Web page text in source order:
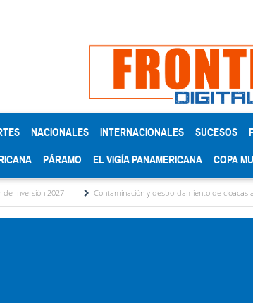
NACIONALES INTERNACIONALES SUCESOS
PÁRAMO EL VIGÍA PANAMERICANA COPA
Contaminación y desbordamiento de cloacas afecta a vecinos de Villa